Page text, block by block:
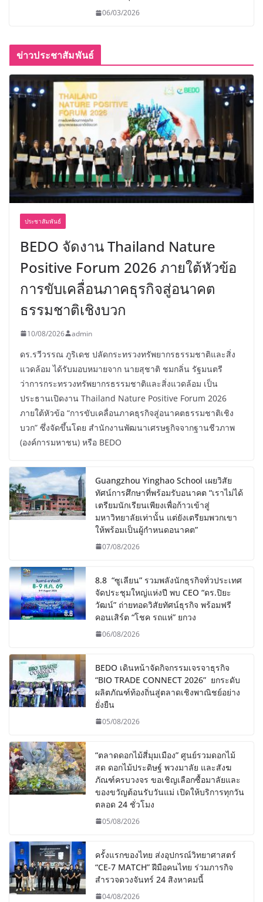
06/03/2026
ข่าวประชาสัมพันธ์
ประชาสัมพันธ์
BEDO จัดงาน Thailand Nature
Positive Forum 2026 ภายใต้หัวข้อ
การขับเคลื่อนภาคธุรกิจสู่อนาคต
ธรรมชาติเชิงบวก
10/08/2026 admin
ดร.รวีวรรณ ภูริเดช ปลัดกระทรวงทรัพยากรธรรมชาติและสิ่ง
แวดล้อม ได้รับมอบหมายจาก นายสุชาติ ชมกลิ่น รัฐมนตรี
ว่าการกระทรวงทรัพยากรธรรมชาติและสิ่งแวดล้อม เป็น
ประธานเปิดงาน Thailand Nature Positive Forum 2026
ภายใต้หัวข้อ “การขับเคลื่อนภาคธุรกิจสู่อนาคตธรรมชาติเชิง
บวก” ซึ่งจัดขึ้นโดย สำนักงานพัฒนาเศรษฐกิจจากฐานชีวภาพ
(องค์การมหาชน) หรือ BEDO
Guangzhou Yinghao School เผยวิสัย
ทัศน์การศึกษาที่พร้อมรับอนาคต “เราไม่ได้
เตรียมนักเรียนเพียงเพื่อก้าวเข้าสู่
มหาวิทยาลัยเท่านั้น แต่ยังเตรียมพวกเขา
ให้พร้อมเป็นผู้กำหนดอนาคต”
07/08/2026
8.8 “ซูเลียน” รวมพลังนักธุรกิจทั่วประเทศ
จัดประชุมใหญ่แห่งปี พบ CEO “ดร.ปิยะ
วัฒน์” ถ่ายทอดวิสัยทัศน์ธุรกิจ พร้อมฟรี
คอนเสิร์ต “โชค รถแห่” ยกวง
06/08/2026
BEDO เดินหน้าจัดกิจกรรมเจรจาธุรกิจ
“BIO TRADE CONNECT 2026” ยกระดับ
ผลิตภัณฑ์ท้องถิ่นสู่ตลาดเชิงพาณิชย์อย่าง
ยั่งยืน
05/08/2026
“ตลาดดอกไม้สี่มุมเมือง” ศูนย์รวมดอกไม้
สด ดอกไม้ประดิษฐ์ พวงมาลัย และสังฆ
ภัณฑ์ครบวงจร ขอเชิญเลือกซื้อมาลัยและ
ของขวัญต้อนรับวันแม่ เปิดให้บริการทุกวัน
ตลอด 24 ชั่วโมง
05/08/2026
ครั้งแรกของไทย ส่งอุปกรณ์วิทยาศาสตร์
“CE-7 MATCH” ฝีมือคนไทย ร่วมภารกิจ
สำรวจดวงจันทร์ 24 สิงหาคมนี้
04/08/2026